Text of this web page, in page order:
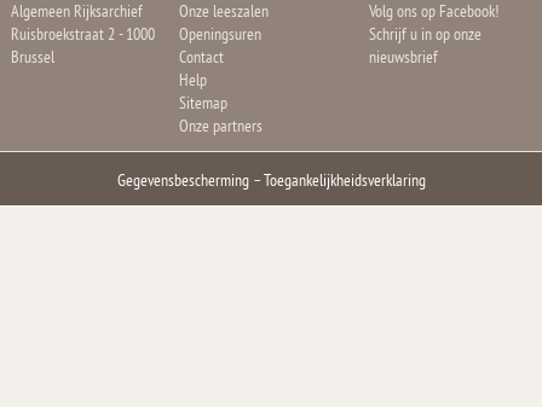
Algemeen Rijksarchief
Ruisbroekstraat 2 - 1000
Brussel
Onze leeszalen
Openingsuren
Contact
Help
Sitemap
Onze partners
Volg ons op Facebook!
Schrijf u in op onze
nieuwsbrief
Gegevensbescherming–Toegankelijkheidsverklaring